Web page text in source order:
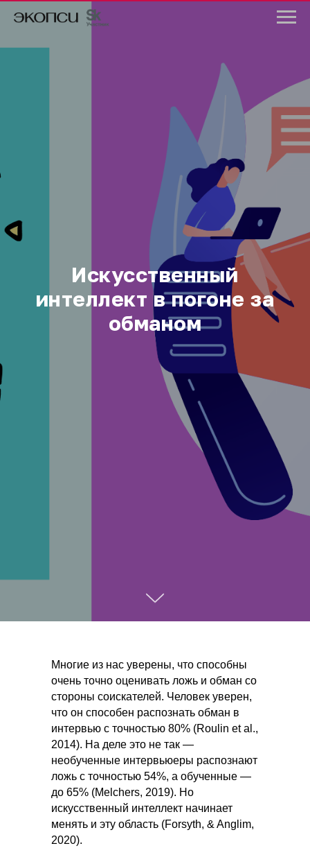
Искусственный
интеллект в погоне за
обманом
Многие из нас уверены, что способны
очень точно оценивать ложь и обман со
стороны соискателей. Человек уверен,
что он способен распознать обман в
интервью с точностью 80% (Roulin et al.,
2014). На деле это не так —
необученные интервьюеры распознают
ложь с точностью 54%, а обученные —
до 65% (Melchers, 2019). Но
искусственный интеллект начинает
менять и эту область (Forsyth, & Anglim,
2020).